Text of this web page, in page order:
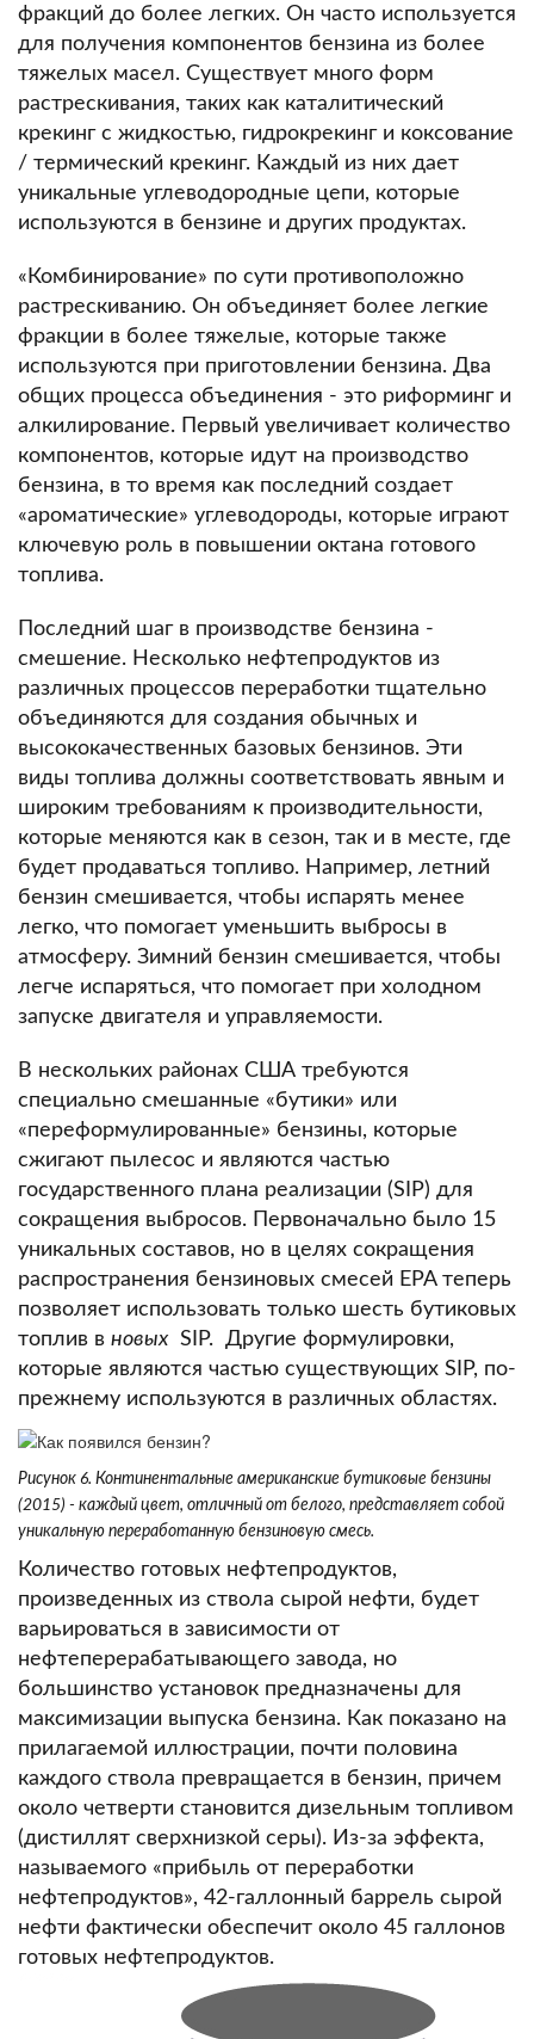
фракций до более легких. Он часто используется
для получения компонентов бензина из более
тяжелых масел. Существует много форм
растрескивания, таких как каталитический
крекинг с жидкостью, гидрокрекинг и коксование
/ термический крекинг. Каждый из них дает
уникальные углеводородные цепи, которые
используются в бензине и других продуктах.
«Комбинирование» по сути противоположно
растрескиванию. Он объединяет более легкие
фракции в более тяжелые, которые также
используются при приготовлении бензина. Два
общих процесса объединения - это риформинг и
алкилирование. Первый увеличивает количество
компонентов, которые идут на производство
бензина, в то время как последний создает
«ароматические» углеводороды, которые играют
ключевую роль в повышении октана готового
топлива.
Последний шаг в производстве бензина -
смешение. Несколько нефтепродуктов из
различных процессов переработки тщательно
объединяются для создания обычных и
высококачественных базовых бензинов. Эти
виды топлива должны соответствовать явным и
широким требованиям к производительности,
которые меняются как в сезон, так и в месте, где
будет продаваться топливо. Например, летний
бензин смешивается, чтобы испарять менее
легко, что помогает уменьшить выбросы в
атмосферу. Зимний бензин смешивается, чтобы
легче испаряться, что помогает при холодном
запуске двигателя и управляемости.
В нескольких районах США требуются
специально смешанные «бутики» или
«переформулированные» бензины, которые
сжигают пылесос и являются частью
государственного плана реализации (SIP) для
сокращения выбросов. Первоначально было 15
уникальных составов, но в целях сокращения
распространения бензиновых смесей EPA теперь
позволяет использовать только шесть бутиковых
топлив в новых SIP. Другие формулировки,
которые являются частью существующих SIP, по-
прежнему используются в различных областях.
Рисунок 6. Континентальные американские бутиковые бензины
(2015) - каждый цвет, отличный от белого, представляет собой
уникальную переработанную бензиновую смесь.
Количество готовых нефтепродуктов,
произведенных из ствола сырой нефти, будет
варьироваться в зависимости от
нефтеперерабатывающего завода, но
большинство установок предназначены для
максимизации выпуска бензина. Как показано на
прилагаемой иллюстрации, почти половина
каждого ствола превращается в бензин, причем
около четверти становится дизельным топливом
(дистиллят сверхнизкой серы). Из-за эффекта,
называемого «прибыль от переработки
нефтепродуктов», 42-галлонный баррель сырой
нефти фактически обеспечит около 45 галлонов
готовых нефтепродуктов.